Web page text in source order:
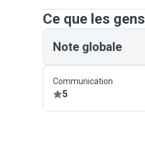
Ce que les
Note globale
Communication
5